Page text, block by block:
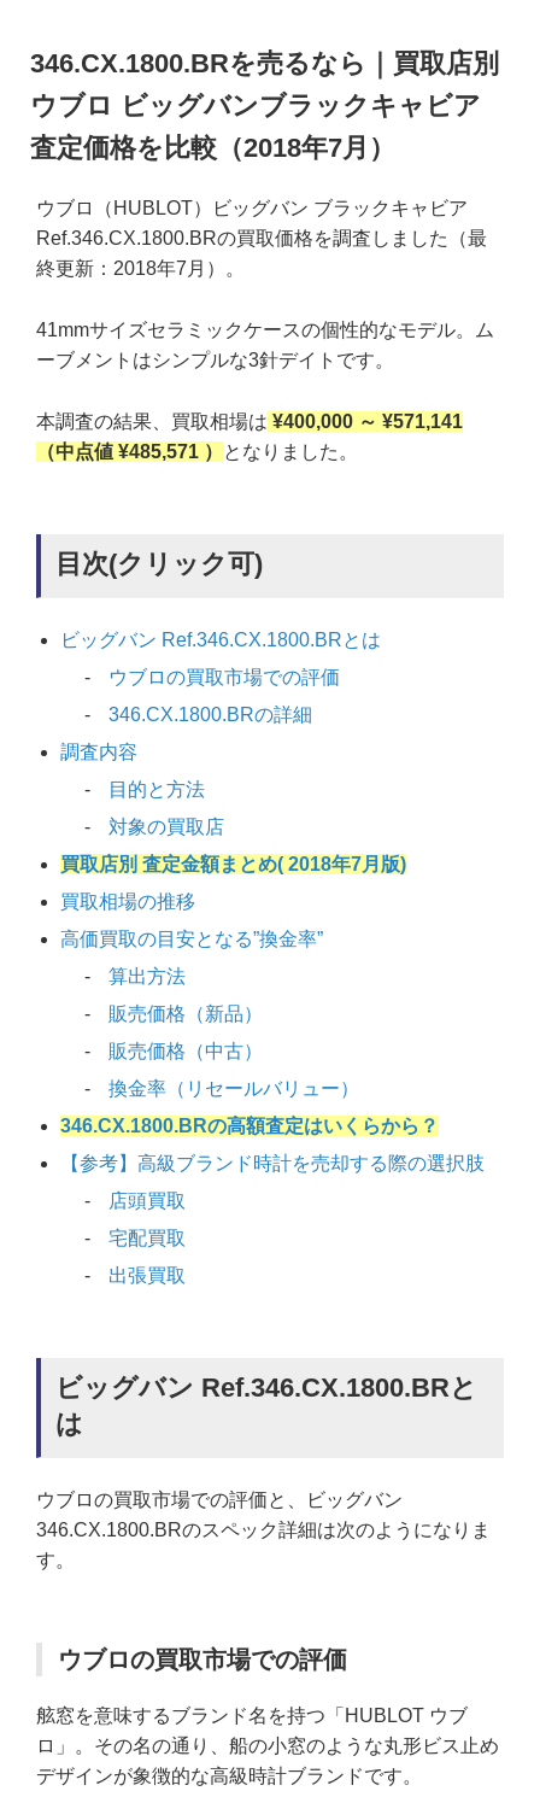
346.CX.1800.BRを売るなら｜買取店別
ウブロ ビッグバンブラックキャビア
査定価格を比較（2018年7月）
ウブロ（HUBLOT）ビッグバン ブラックキャビア
Ref.346.CX.1800.BRの買取価格を調査しました（最
終更新：2018年7月）。
41mmサイズセラミックケースの個性的なモデル。ム
ーブメントはシンプルな3針デイトです。
本調査の結果、買取相場は ¥400,000 ～ ¥571,141
（中点値 ¥485,571 ）
となりました。
目次(クリック可)
ビッグバン Ref.346.CX.1800.BRとは
ウブロの買取市場での評価
346.CX.1800.BRの詳細
調査内容
目的と方法
対象の買取店
買取店別 査定金額まとめ( 2018年7月版)
買取相場の推移
高価買取の目安となる”換金率”
算出方法
販売価格（新品）
販売価格（中古）
換金率（リセールバリュー）
346.CX.1800.BRの高額査定はいくらから？
【参考】高級ブランド時計を売却する際の選択肢
店頭買取
宅配買取
出張買取
ビッグバン Ref.346.CX.1800.BRと
は
ウブロの買取市場での評価と、ビッグバン
346.CX.1800.BRのスペック詳細は次のようになりま
す。
ウブロの買取市場での評価
舷窓を意味するブランド名を持つ「HUBLOT ウブ
ロ」。その名の通り、船の小窓のような丸形ビス止め
デザインが象徴的な高級時計ブランドです。